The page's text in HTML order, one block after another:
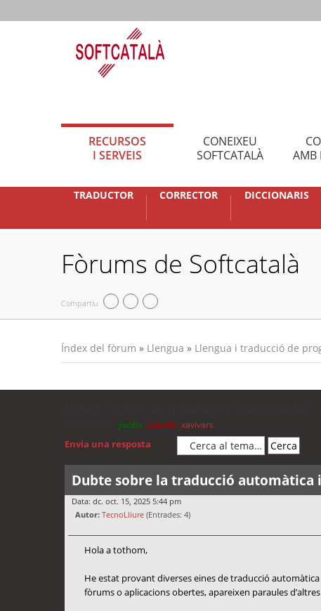
RECURSOS
I SERVEIS
CONEIXEU
SOFTCATALÀ
AMB
TRADUCTOR CORRECTOR DICCIONARIS
Fòrums de Softcatalà
Compartiu
Índex del fòrum » Llengua » Llengua i traducció de
jordis cubells xavivars
Envia una resposta
Dubte sobre la traducció automàtica
Data: dc. oct. 15, 2025 5:44 pm
Autor: TecnoLliure (Entrades: 4)
Hola a tothom,
He estat provant diverses eines de traducció
fòrums o aplicacions obertes, apareixen paraules